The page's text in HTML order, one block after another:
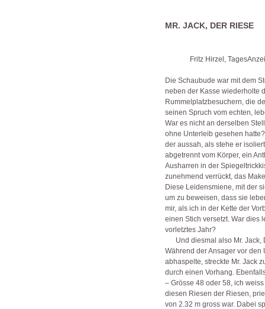
MR. JACK, DER RIESE
Fritz Hirzel,
Die Schaubude war mit dem
neben der Kasse wiederholte
Rummelplatzbesuchern, die
seinen Spruch vom echten,
War es nicht an derselben
ohne Unterleib gesehen
der aussah, als stehe er
abgetrennt vom Körper, ein
Ausharren in der
zunehmend verrückt, das
Diese Leidensmiene, mit der
um zu beweisen, dass sie
mir, als ich in der Kette der
einen Stich versetzt. War dies
vorletztes Jahr?
Und diesmal also Mr. Jack,
Während der Ansager vor
abhaspelte, streckte Mr. Jack
durch einen Vorhang.
– Grösse 48 oder 58, ich
diesen Riesen der Riesen,
von 2.32 m gross war. Dabei